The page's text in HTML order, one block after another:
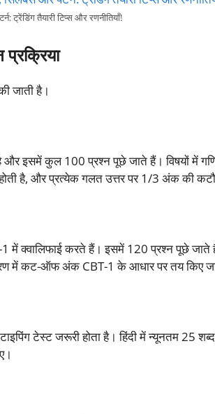
तैयारी टिप्स और रणनीतियाँ!
जाती है।
है और इसमें कुल 100 प्रश्न पूछे जाते हैं। विषयों में
होती है, और प्रत्येक गलत उत्तर पर 1/3 अंक की
1 में क्वालिफाई करते हैं। इसमें 120 प्रश्न पूछे जाते
में कट-ऑफ अंक CBT-1 के आधार पर तय किए
टेस्ट जरूरी होता है। हिंदी में न्यूनतम 25